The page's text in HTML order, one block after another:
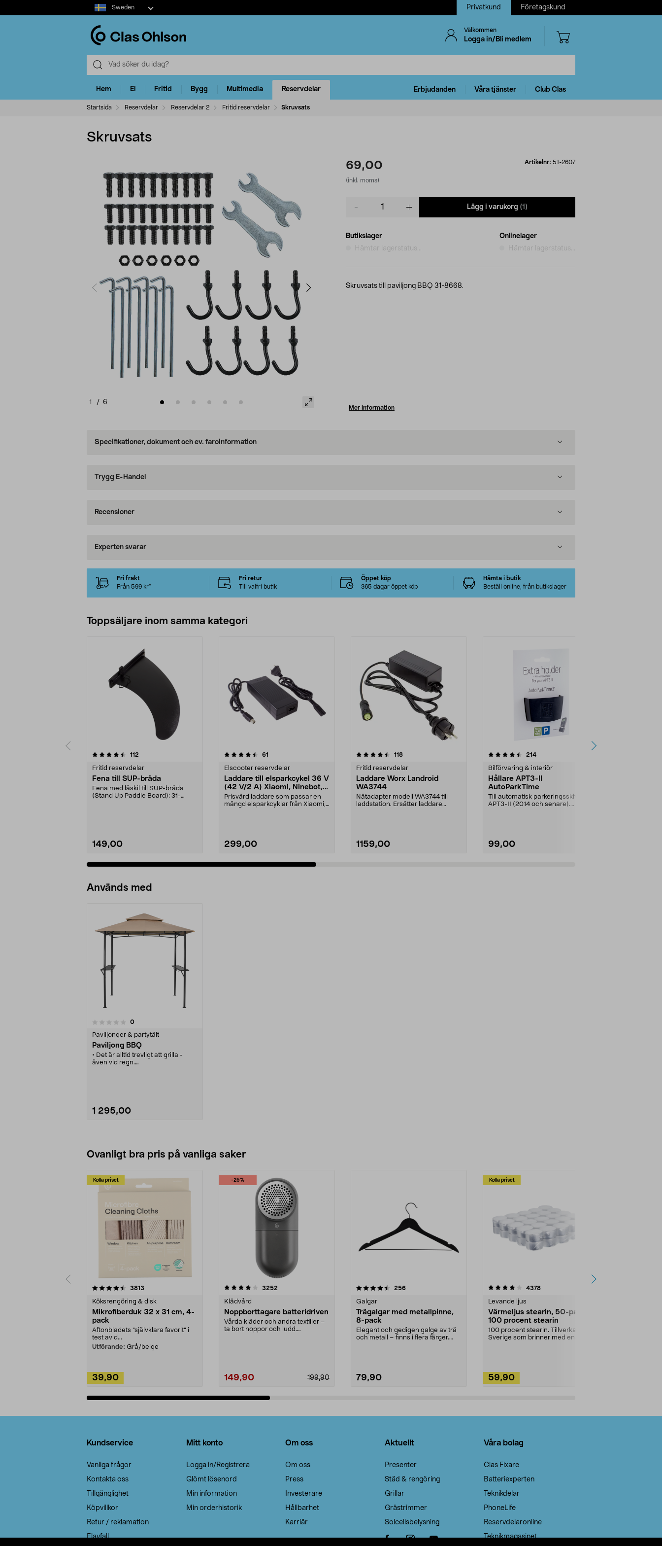
Select
market
Sweden Privatkund Företagskund
Välkommen
Logga in/Bli medlem
Hem El Fritid Bygg Multimedia Reservdelar Erbjudanden Våra tjänster Club Clas
Startsida Reservdelar Reservdelar 2 Fritid reservdelar Skruvsats
Skruvsats
1 / 6
69,00
(inkl. moms)
Artikelnr: 51-2607
Lägg i varukorg (1)
Butikslager
Hämtar lagerstatus...
Onlinelager
Hämtar lagerstatus...
Skruvsats till paviljong BBQ 31-8668.
Mer information
Specifikationer, dokument och ev. faroinformation
Trygg E-Handel
Recensioner
Experten svarar
Fri frakt
Från 599 kr*
Fri retur
Till valfri butik
Öppet köp
365 dagar öppet köp
Hämta i butik
Beställ online, från butikslager
Toppsäljare inom samma kategori
112
Fritid reservdelar
Fena till SUP-bräda
Fena med låskil till SUP-bräda
(Stand Up Paddle Board): 31-
149,00
4.5 av 5 stjärnor 61
Elscooter reservdelar
Laddare till elsparkcykel 36 V
(42 V/2 A) Xiaomi, Ninebot,
E-Way m.fl.
Prisvärd laddare som passar en
mängd elsparkcyklar från Xiaomi,
299,00
4.5 av 5 stjärnor 118recensioner
Fritid reservdelar
Laddare Worx Landroid
WA3744
Nätadapter modell WA3744 till
laddstation. Ersätter laddare
1159,00
4.5 av 5 stjärnor 214recensioner
Bilförvaring & interiör
Hållare APT3-II
AutoParkTime
Till automatisk parkeringsskiva
APT3-II (2014 och senare).
99,00
4.5 av 5 stjärnor
Används med
0recensioner
Paviljonger & partytält
Paviljong BBQ
• Det är alltid trevligt att grilla -
även vid regn.
grillredskap m.m.
1 295,00
Ovanligt bra pris på vanliga saker
Kolla priset
3813
Köksrengöring & disk
Mikrofiberduk 32 x 31 cm, 4-
pack
Aftonbladets "självklara favorit” i
test av d...
Utförande: Grå/beige
39,90
-25%
4.0av 5 stjärnor 3252
Klädvård
Noppborttagare batteridriven
Vårda kläder och andra textilier –
ta bort noppor och ludd.
199,90
149,90
4.5av 5 stjärnor 256recensioner
Galgar
Trägalgar med metallpinne,
8-pack
Elegant och gedigen galge av trä
och metall – finns i flera färger.
79,90
Kolla priset
4.0av 5 stjärnor 4378recensioner
Levande ljus
Värmeljus stearin, 50-pack,
100 procent stearin
100 procent stearin. Tillverkade i
Sverige som brinner med en
59,90
4.5av 5 stjärnor
Kundservice
Vanliga frågor
Kontakta oss
Tillgänglighet
Köpvillkor
Retur / reklamation
Elavfall
Mitt konto
Logga in/Registrera
Glömt lösenord
Min information
Min orderhistorik
Om oss
Om oss
Press
Investerare
Hållbarhet
Karriär
Aktuellt
Presenter
Städ & rengöring
Grillar
Grästrimmer
Solcellsbelysning
Våra bolag
Clas Fixare
Batteriexperten
Teknikdelar
PhoneLife
Reservdelaronline
Teknikmagasinet